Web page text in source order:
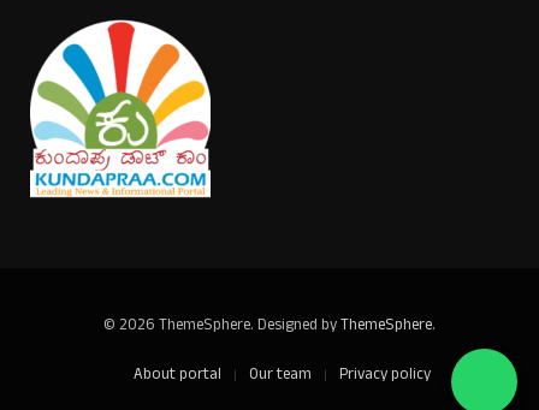
© 2026 ThemeSphere. Designed byThemeSphere.
About portal
Our team Privacy policy